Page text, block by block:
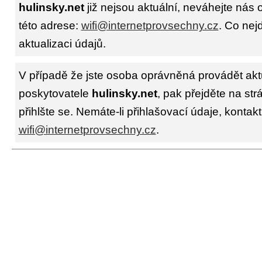
hulinsky.netjiž nejsou aktuální, neváhejte nás
této adrese: wifi@internetprovsechny.cz. Co
aktualizaci údajů.
V případě že jste osoba oprávněná provádět
poskytovatele hulinsky.net, pak přejděte na
přihlšte se. Nemáte-li přihlašovací údaje,
wifi@internetprovsechny.cz.